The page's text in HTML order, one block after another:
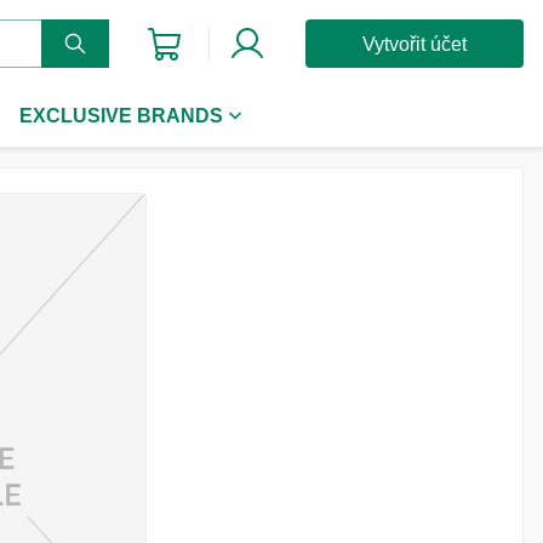
Vytvořit účet
EXCLUSIVE BRANDS